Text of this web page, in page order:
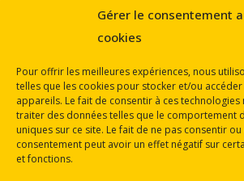
Gérer le consentement
cookies
Pour offrir les meilleures expériences, nous
telles que les cookies pour stocker et/ou
appareils. Le fait de consentir à ces
traiter des données telles que le comportement
uniques sur ce site. Le fait de ne pas consentir
consentement peut avoir un effet négatif sur
et fonctions.
Back